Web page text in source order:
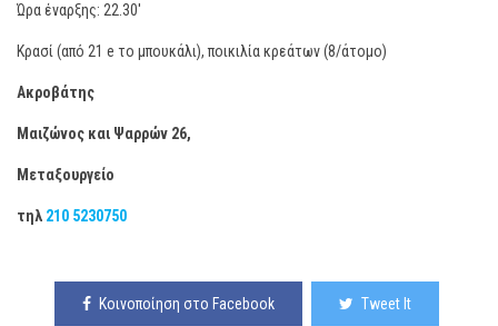
Ώρα έναρξης: 22.30′
Κρασί (από 21 e το μπουκάλι), ποικιλία κρεάτων (8/άτομο)
Ακροβάτης
Μαιζώνος και Ψαρρών 26,
Μεταξουργείο
τηλ 210 5230750
Κοινοποίηση στο Facebook Tweet It